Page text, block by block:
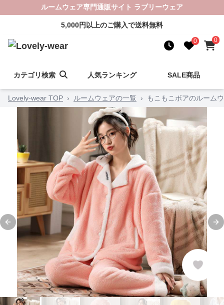
ルームウェア専門通販サイト ラブリーウェア
5,000円以上のご購入で送料無料
0 0
カテゴリ検索 人気ランキング SALE商品
Lovely-wear TOP › ルームウェアの一覧 › もこもこボアのルーム
Previous slide